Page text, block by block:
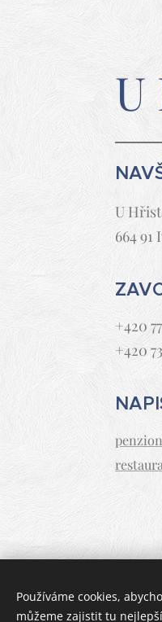
U
U
664 91
+420
+420
Používáme cookies,
můžeme zajistit tu